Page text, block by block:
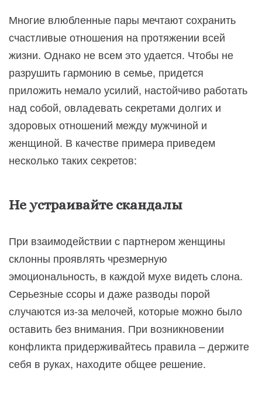
Многие влюбленные пары мечтают сохранить
счастливые отношения на протяжении всей
жизни. Однако не всем это удается. Чтобы не
разрушить гармонию в семье, придется
приложить немало усилий, настойчиво работать
над собой, овладевать секретами долгих и
здоровых отношений между мужчиной и
женщиной. В качестве примера приведем
несколько таких секретов:
Не устраивайте скандалы
При взаимодействии с партнером женщины
склонны проявлять чрезмерную
эмоциональность, в каждой мухе видеть слона.
Серьезные ссоры и даже разводы порой
случаются из-за мелочей, которые можно было
оставить без внимания. При возникновении
конфликта придерживайтесь правила – держите
себя в руках, находите общее решение.